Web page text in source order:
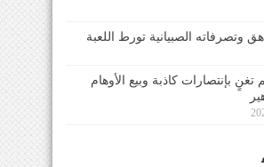
وتصرفاته الصبيانية تورط اللعبة
تغنٍ بإنتصارات كاذبة وبيع الأوهام